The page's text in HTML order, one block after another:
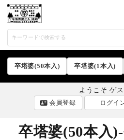
卒塔婆(50本入) 卒塔婆(1本入)
ようこそ ゲ
会員登録
ログイ
卒塔婆(50本入